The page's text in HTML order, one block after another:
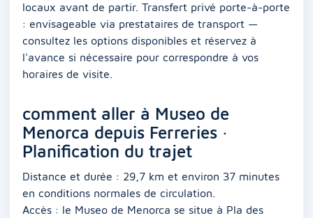
locaux avant de partir. Transfert privé porte-à-porte
: envisageable via prestataires de transport —
consultez les options disponibles et réservez à
l'avance si nécessaire pour correspondre à vos
horaires de visite.
comment aller à Museo de
Menorca depuis Ferreries ·
Planification du trajet
Distance et durée : 29,7 km et environ 37 minutes
en conditions normales de circulation.
Accès : le Museo de Menorca se situe à Pla des